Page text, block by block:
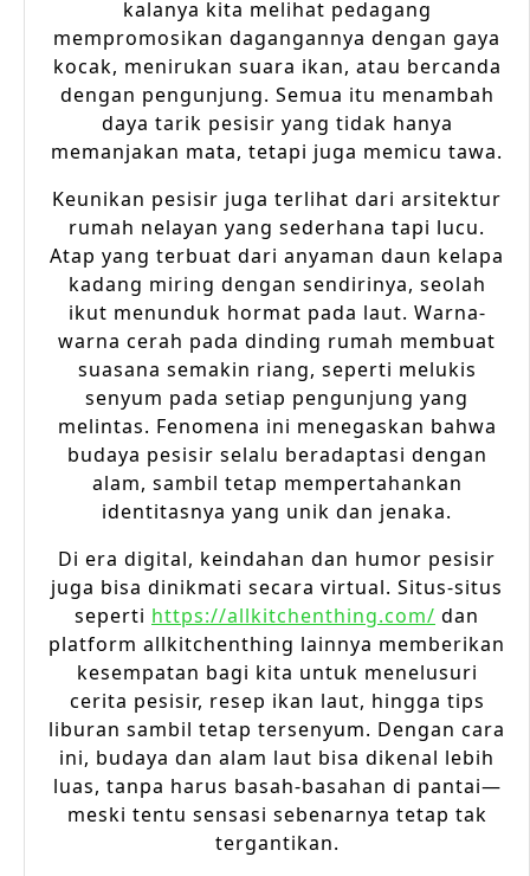
kalanya kita melihat pedagang
mempromosikan dagangannya dengan gaya
kocak, menirukan suara ikan, atau bercanda
dengan pengunjung. Semua itu menambah
daya tarik pesisir yang tidak hanya
memanjakan mata, tetapi juga memicu tawa.
Keunikan pesisir juga terlihat dari arsitektur
rumah nelayan yang sederhana tapi lucu.
Atap yang terbuat dari anyaman daun kelapa
kadang miring dengan sendirinya, seolah
ikut menunduk hormat pada laut. Warna-
warna cerah pada dinding rumah membuat
suasana semakin riang, seperti melukis
senyum pada setiap pengunjung yang
melintas. Fenomena ini menegaskan bahwa
budaya pesisir selalu beradaptasi dengan
alam, sambil tetap mempertahankan
identitasnya yang unik dan jenaka.
Di era digital, keindahan dan humor pesisir
juga bisa dinikmati secara virtual. Situs-situs
seperti https://allkitchenthing.com/ dan
platform allkitchenthing lainnya memberikan
kesempatan bagi kita untuk menelusuri
cerita pesisir, resep ikan laut, hingga tips
liburan sambil tetap tersenyum. Dengan cara
ini, budaya dan alam laut bisa dikenal lebih
luas, tanpa harus basah-basahan di pantai—
meski tentu sensasi sebenarnya tetap tak
tergantikan.